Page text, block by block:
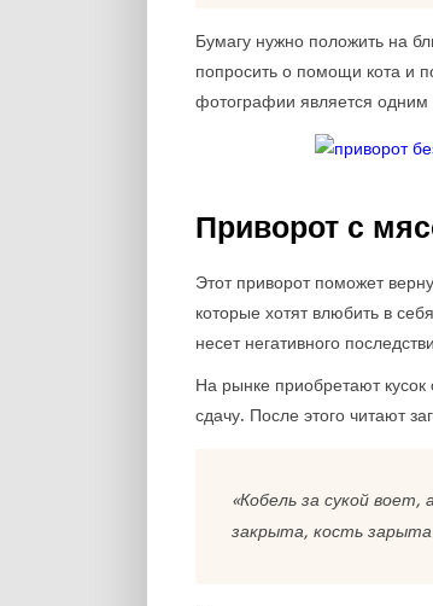
Бумагу нужно положить на
попросить о помощи кота и
фотографии является
Приворот с
Этот приворот поможет
которые хотят влюбить в
несет негативного
На рынке приобретают кусок
сдачу. После этого читают
«Кобель за сукой
закрыта, кость